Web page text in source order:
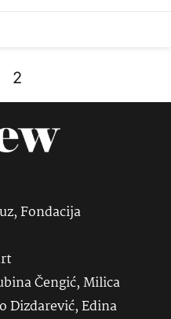
2
Fondacija
Čengić, Milica
Dizdarević, Edina